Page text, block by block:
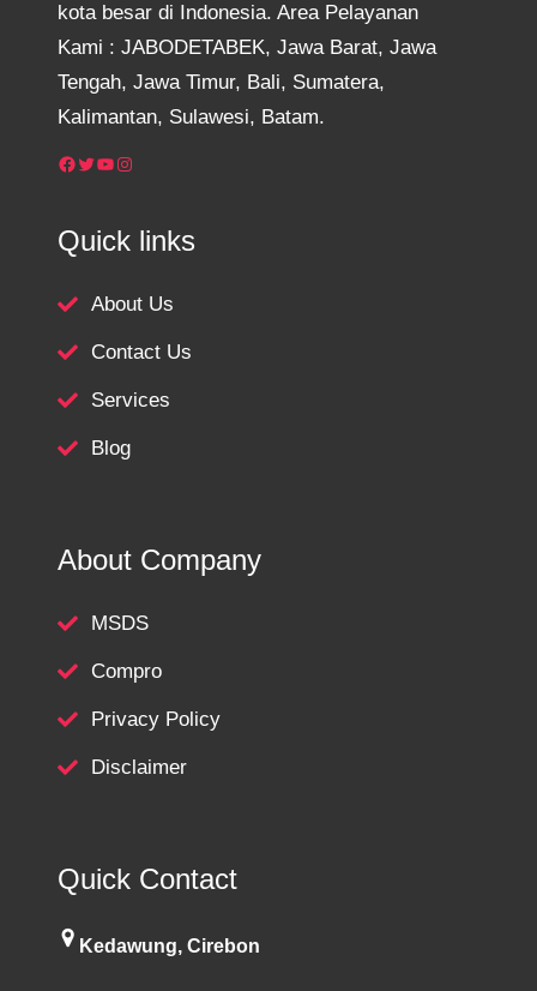
kota besar di Indonesia. Area Pelayanan
Kami : JABODETABEK, Jawa Barat, Jawa
Tengah, Jawa Timur, Bali, Sumatera,
Kalimantan, Sulawesi, Batam.
Facebook Twitter YouTube Instagram
Quick links
About Us
Contact Us
Services
Blog
About Company
MSDS
Compro
Privacy Policy
Disclaimer
Quick Contact
Kedawung, Cirebon